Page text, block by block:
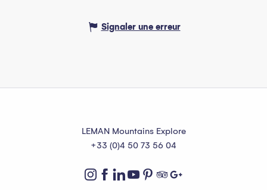
Signaler une erreur
LEMAN Mountains Explore
+33 (0)4 50 73 56 04